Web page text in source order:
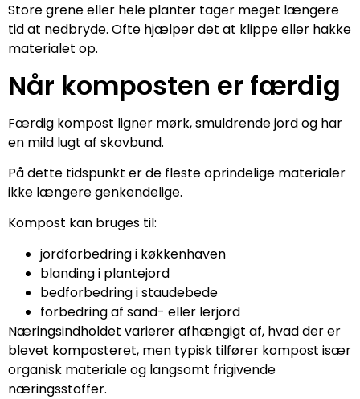
Store grene eller hele planter tager meget længere
tid at nedbryde. Ofte hjælper det at klippe eller hakke
materialet op.
Når komposten er færdig
Færdig kompost ligner mørk, smuldrende jord og har
en mild lugt af skovbund.
På dette tidspunkt er de fleste oprindelige materialer
ikke længere genkendelige.
Kompost kan bruges til:
jordforbedring i køkkenhaven
blanding i plantejord
bedforbedring i staudebede
forbedring af sand- eller lerjord
Næringsindholdet varierer afhængigt af, hvad der er
blevet komposteret, men typisk tilfører kompost især
organisk materiale og langsomt frigivende
næringsstoffer.